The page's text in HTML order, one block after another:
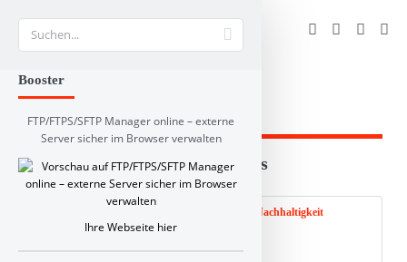
Branchen und RSS-Verzeichnis
Web Info Schlagworte Kommentare RSS Feed:
Booster
FTP/FTPS/SFTP Manager online – externe
Server sicher im Browser verwalten
Ihre Webseite hier